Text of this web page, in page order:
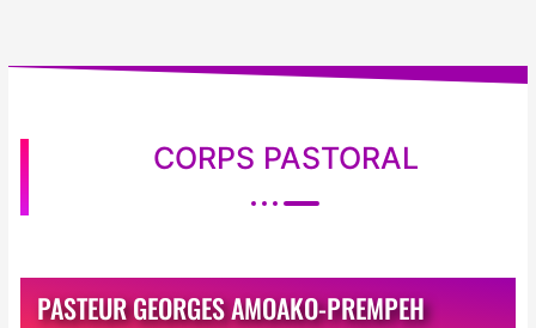
CORPS PASTORAL
PASTEUR GEORGES AMOAKO-PREMPEH